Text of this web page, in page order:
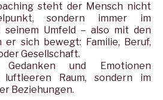
sondern immer im
seinem Umfeld – also mit den
er sich bewegt: Familie, Beruf,
Gesellschaft.
und Emotionen
Raum, sondern im
Beziehungen.